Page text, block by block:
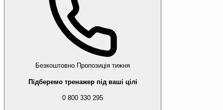
Безкоштовно Пропозиція тижня
Підберемо тренажер під ваші цілі
0 800 330 295